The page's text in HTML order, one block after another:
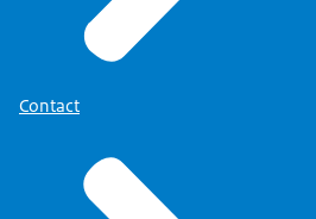
Contact